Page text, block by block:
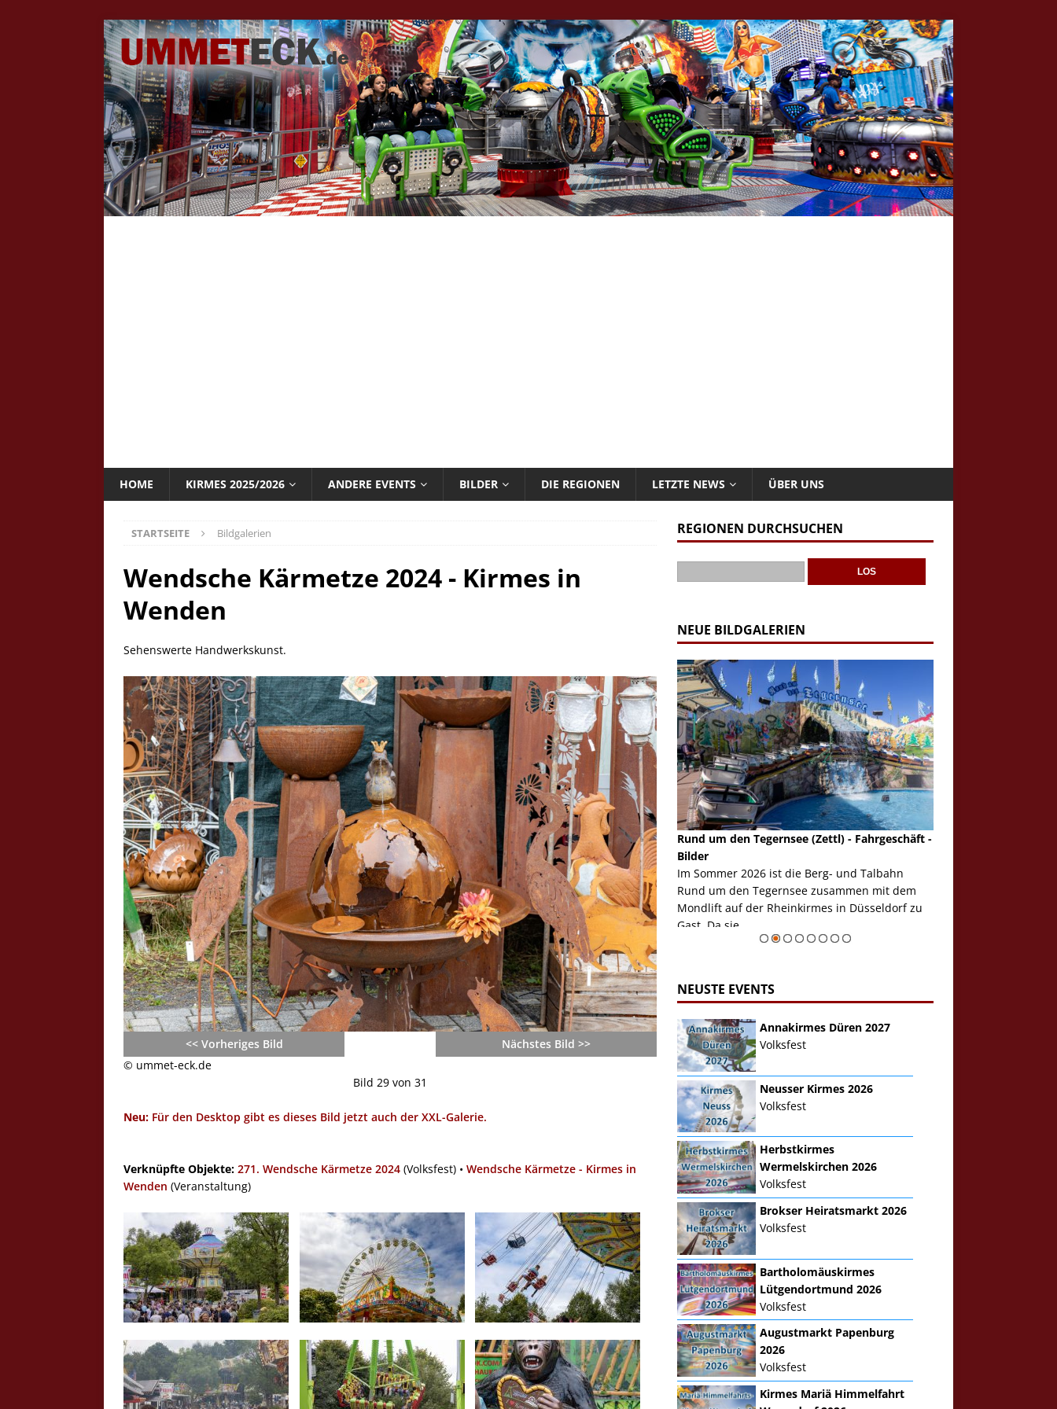
HOME KIRMES 2025/2026 ANDERE EVENTS BILDER DIE REGIONEN LETZTE NEWS ÜBER UNS
STARTSEITE Bildgalerien
Wendsche Kärmetze 2024 - Kirmes in
Wenden
Sehenswerte Handwerkskunst.
<< Vorheriges Bild
Nächstes Bild >>
© ummet-eck.de
Bild 29 von 31
Neu: Für den Desktop gibt es dieses Bild jetzt auch der XXL-Galerie.
Verknüpfte Objekte: 271. Wendsche Kärmetze 2024 (Volksfest) • Wendsche Kärmetze - Kirmes in
Wenden (Veranstaltung)
REGIONEN DURCHSUCHEN
NEUE BILDGALERIEN
Rheinkirmes Düsseldorf 2022
Auch im Jahr 2026 immer noch mal einen Blick
Wert, die Rheinkirmes aus dem Jahr 2022. Am
Sonntag Nachmittag waren wir bei herrlichem
Sommerw...
Zur Bildgalerie
Rund um den Tegernsee (Zettl) - Fahrgeschäft -
Bilder
Im Sommer 2026 ist die Berg- und Talbahn
Rund um den Tegernsee zusammen mit dem
Mondlift auf der Rheinkirmes in Düsseldorf zu
Gast. Da sie ...
Crazy Outback (Kollmann) - Laufgeschäft -
Bilder
Schau Dir hier Bilder vom Laufgeschäft "Crazy
Outback" an.
Zur Bildgalerie
NEUSTE EVENTS
Annakirmes Düren 2027
Volksfest
Neusser Kirmes 2026
Volksfest
Herbstkirmes
Wermelskirchen 2026
Volksfest
Brokser Heiratsmarkt 2026
Volksfest
Bartholomäuskirmes
Lütgendortmund 2026
Volksfest
Augustmarkt Papenburg
2026
Volksfest
Kirmes Mariä Himmelfahrt